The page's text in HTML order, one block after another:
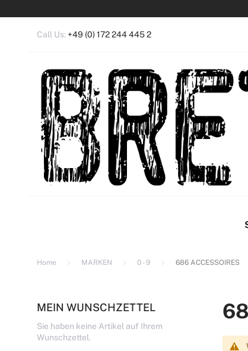
Call Us: +49 (0) 172 244 445 2
Home MARKEN 0 - 9 686 ACCESSOIRES
MEIN WUNSCHZETTEL
Sie haben keine Artikel auf Ihrem
Wunschzettel.